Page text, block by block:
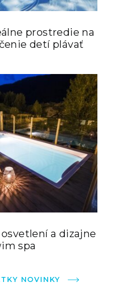
prostredie na
detí plávať
a dizajne
spa
NOVINKY